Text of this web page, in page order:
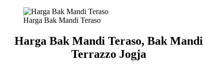
Harga Bak Mandi Teraso
Harga Bak Mandi Teraso, Bak Mandi
Terrazzo Jogja